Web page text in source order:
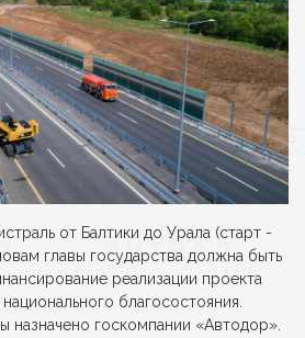
от Балтики до Урала (старт -
главы государства должна быть
реализации проекта
благосостояния.
назначено госкомпании «Автодор».